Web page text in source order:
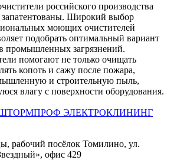
российского производства
Широкий выбор
моющих очистителей
подобрать оптимальный вариант
промышленных загрязнений.
помогают не только очищать
копоть и сажу после пожара,
и строительную пыль,
влагу с поверхности оборудования.
ЭЛЕКТРОКЛИНИНГ
рабочий посёлок Томилино, ул.
офис 429